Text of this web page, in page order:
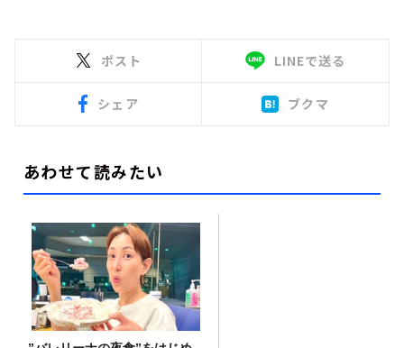
ポスト LINEで送る
シェア ブクマ
あわせて読みたい